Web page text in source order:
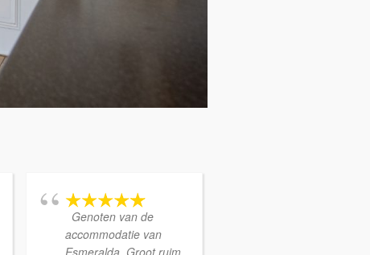
Genoten van de
accommodatie van